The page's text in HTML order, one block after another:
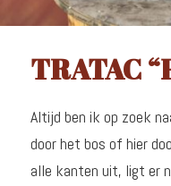
TRATAC
Altijd ben ik op zoek
door het bos of hier
alle kanten uit, ligt er